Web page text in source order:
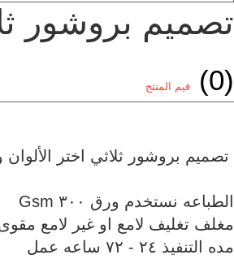
تصميم بروشور
(0) قيم المنتج